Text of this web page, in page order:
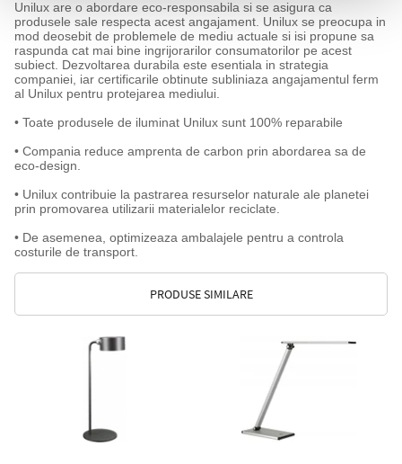
Unilux are o abordare eco-responsabila si se asigura ca
produsele sale respecta acest angajament. Unilux se preocupa in
mod deosebit de problemele de mediu actuale si isi propune sa
raspunda cat mai bine ingrijorarilor consumatorilor pe acest
subiect. Dezvoltarea durabila este esentiala in strategia
companiei, iar certificarile obtinute subliniaza angajamentul ferm
al Unilux pentru protejarea mediului.
• Toate produsele de iluminat Unilux sunt 100% reparabile
• Compania reduce amprenta de carbon prin abordarea sa de
eco-design.
• Unilux contribuie la pastrarea resurselor naturale ale planetei
prin promovarea utilizarii materialelor reciclate.
• De asemenea, optimizeaza ambalajele pentru a controla
costurile de transport.
PRODUSE SIMILARE